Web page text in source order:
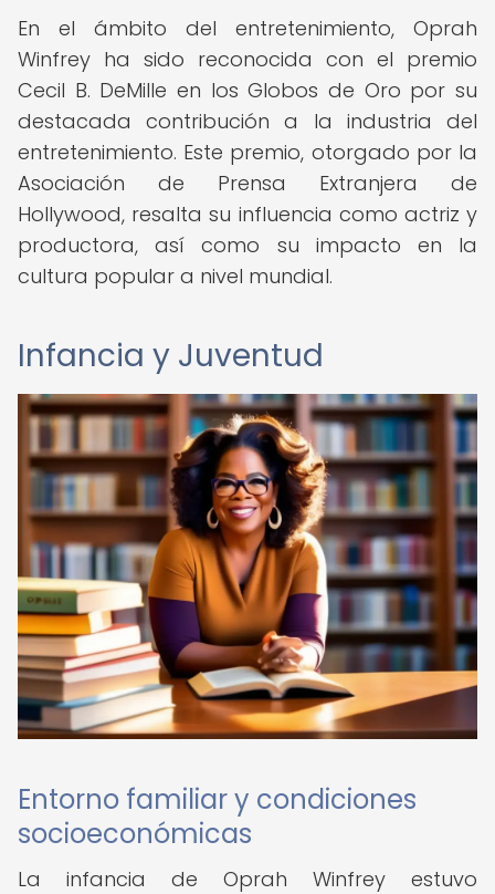
En el ámbito del entretenimiento, Oprah
Winfrey ha sido reconocida con el premio
Cecil B. DeMille en los Globos de Oro por su
destacada contribución a la industria del
entretenimiento. Este premio, otorgado por la
Asociación de Prensa Extranjera de
Hollywood, resalta su influencia como actriz y
productora, así como su impacto en la
cultura popular a nivel mundial.
Infancia y Juventud
Entorno familiar y condiciones
socioeconómicas
La infancia de Oprah Winfrey estuvo